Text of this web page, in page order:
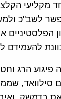
מקליעי
לשב"כ
כוחות הביטחון
להעמידם
פיגוע הרג
סילוואד,